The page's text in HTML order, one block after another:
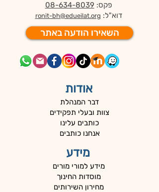
פקס: 08-634-8039
דוא"ל: ronit-bh@edueilat.org
השאירו הודעה באתר
אודות
דבר המנהלת
צוות ובעלי תפקידים
כותבים עלינו
אנחנו כותבים
מידע
מידע למורי מורים
מוסדות החינוך
מחירון השירותים